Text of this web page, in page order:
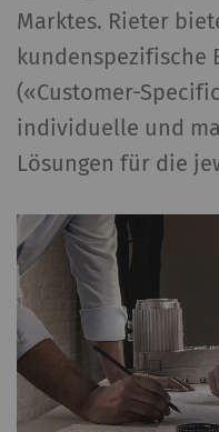
Marktes. Rieter
kundenspezifische
(«Customer-
individuelle und
Lösungen für die